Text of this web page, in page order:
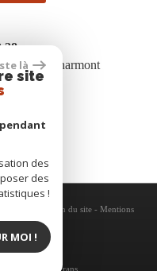
28
Vieux-Charmont
Plan du site - Mentions
RGPD
les types d'écrans.
là
site
des
des
!
MOI !